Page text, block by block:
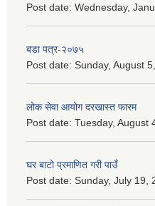
Post date: Wednesday,
बडा पत्र-२०७५
Post date: Sunday, August
लोक सेवा आयोग दरखास्त फारम
Post date: Tuesday, August
घर बाटो प्रमाणित गरी पाउँ
Post date: Sunday, July 19,